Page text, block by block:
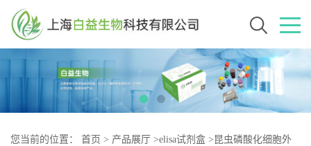
您当前的位置： 首页 > 产品展厅 >elisa试剂盒 > 昆虫磷酸化细胞外